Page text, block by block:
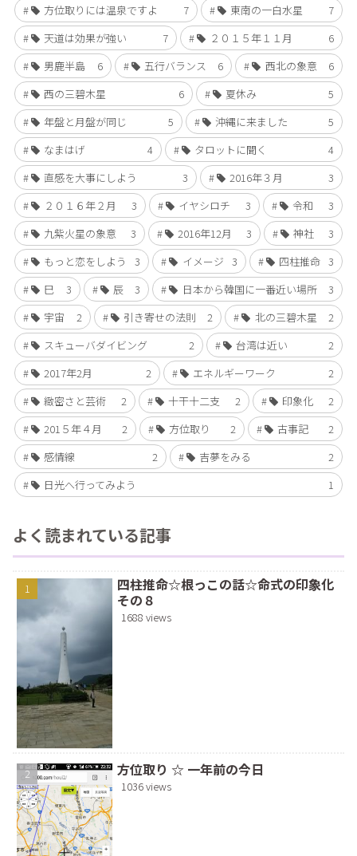
方位取りには温泉ですよ 7 東南の一白水星
7
天道は効果が強い
7 ２０１５年１１月
6
男鹿半島
6 五行バランス 6 西北の象意
6
西の三碧木星
6 夏休み
5
年盤と月盤が同じ
5 沖縄に来ました
5
なまはげ
4 タロットに聞く
4
直感を大事にしよう
3 2016年３月
3
２０１６年２月
3 イヤシロチ 3 令和
3
九紫火星の象意
3 2016年12月 3 神社
3
もっと恋をしよう
3 イメージ 3 四柱推命 3
巳
3 辰 3 日本から韓国に一番近い場所
3
宇宙
2 引き寄せの法則 2 北の三碧木星
2
スキューバダイビング
2 台湾は近い
2
2017年2月
2 エネルギーワーク
2
緻密さと芸術
2 十干十二支 2 印象化
2
201５年４月
2 方位取り 2 古事記
2
感情線
2 吉夢をみる
2
日光へ行ってみよう
1
よく読まれている記事
四柱推命☆根っこの話☆命式の印象化
その８
1688 views
方位取り ☆ 一年前の今日
1036 views